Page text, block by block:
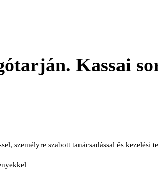
Kassai
személyre szabott tanácsadással és kezelési